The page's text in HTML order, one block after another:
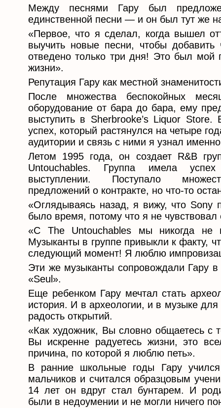
Между песнями Гару был
единственной песни — и он был тут же
«Первое, что я сделал, когда вышел
выучить новые песни, чтобы
отведено только три дня! Это был мой
жизни».
Репутация Гару как местной
После множества беспокойных
оборудование от бара до бара, ему
выступить в Sherbrooke’s Liquor
успех, который растянулся на четыре
аудитории и связь с ними я узнал
Летом 1995 года, он создает R&B
Untouchables. Группа имела
выступлении. Поступало
предложений о контракте, но что-то
«Оглядываясь назад, я вижу, что Sony
было время, потому что я не чувствовал
«С The Untouchables мы никогда не
Музыканты в группе привыкли к факту,
следующий момент! Я люблю
Эти же музыканты сопровождали Гару
«Seul».
Еще ребенком Гару мечтал стать
история. И в археологии, и в музыке
радость открытий.
«Как художник, Вы словно общаетесь с
Вы искренне радуетесь жизни, это
причина, по которой я люблю петь».
В ранние школьные годы Гару
мальчиков и считался образцовым
14 лет он вдруг стал бунтарем. И
были в недоумении и не могли ничего